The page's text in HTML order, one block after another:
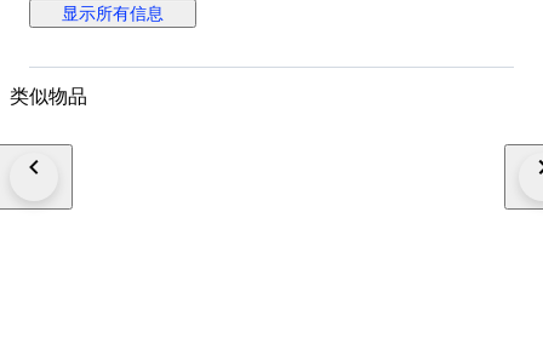
dell'ebanisteria del 900. Caratterizzata da un sistema meccanico
reclinabile, é un omaggio alla bellezza ed alla funzionalità, offrendo
quest'asta è stata realizzata in legno di noce massello giuntato e rifinita
massimo confort di seduta. Bibliografia: U.La Pietra, Gio Ponti, L’Arte si
di fare offerte
显示所有信息
类似物品